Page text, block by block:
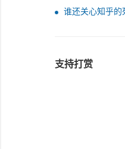
谁还关心知乎的
支持打赏